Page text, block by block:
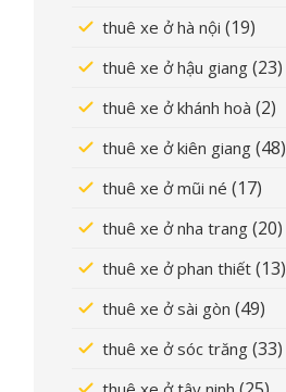
thuê xe ở hà nội (19)
thuê xe ở hậu giang (23)
thuê xe ở khánh hoà (2)
thuê xe ở kiên giang (48)
thuê xe ở mũi né (17)
thuê xe ở nha trang (20)
thuê xe ở phan thiết (13)
thuê xe ở sài gòn (49)
thuê xe ở sóc trăng (33)